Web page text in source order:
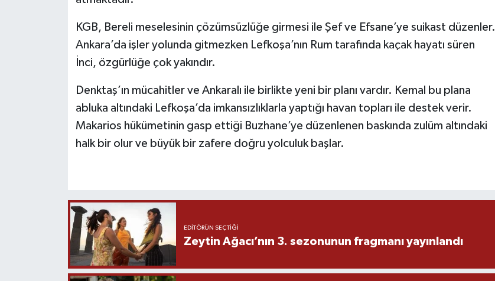
KGB, Bereli meselesinin çözümsüzlüğe girmesi ile Şef ve Efsane’ye suikast düzenler.
Ankara’da işler yolunda gitmezken Lefkoşa’nın Rum tarafında kaçak hayatı süren
İnci, özgürlüğe çok yakındır.
Denktaş’ın mücahitler ve Ankaralı ile birlikte yeni bir planı vardır. Kemal bu plana
abluka altındaki Lefkoşa’da imkansızlıklarla yaptığı havan topları ile destek verir.
Makarios hükümetinin gasp ettiği Buzhane’ye düzenlenen baskında zulüm altındaki
halk bir olur ve büyük bir zafere doğru yolculuk başlar.
EDITÖRÜN SEÇTIĞI
Zeytin Ağacı’nın 3. sezonunun fragmanı yayınlandı